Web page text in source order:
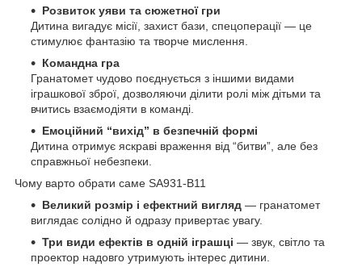
Розвиток уяви та сюжетної гри
Дитина вигадує місії, захист бази, спецоперації — це
стимулює фантазію та творче мислення.
Командна гра
Гранатомет чудово поєднується з іншими видами
іграшкової зброї, дозволяючи ділити ролі між дітьми та
вчитись взаємодіяти в команді.
Емоційний “вихід” в безпечній формі
Дитина отримує яскраві враження від “битви”, але без
справжньої небезпеки.
Чому варто обрати саме SA931-B11
Великий розмір і ефектний вигляд — гранатомет
виглядає солідно й одразу привертає увагу.
Три види ефектів в одній іграшці — звук, світло та
проектор надовго утримують інтерес дитини.